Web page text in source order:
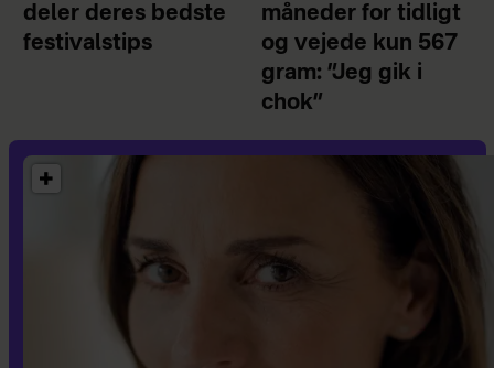
deler deres bedste
festivalstips
måneder for tidligt
og vejede kun 567
gram: ”Jeg gik i
chok”